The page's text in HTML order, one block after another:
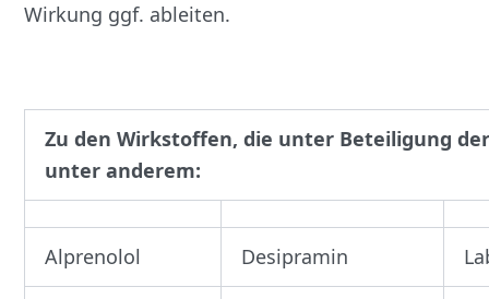
Wirkung ggf. ableiten.
Zu den Wirkstoffen, die unter Beteiligung
unter anderem:
Alprenolol Desipramin